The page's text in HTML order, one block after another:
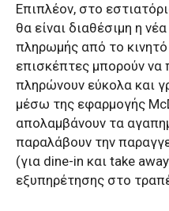
Επιπλέον, στο
θα είναι διαθέσιμη η
πληρωμής από το
επισκέπτες μπορούν να
πληρώνουν εύκολα και
μέσω της εφαρμογής
απολαμβάνουν τα
παραλάβουν την
(για dine-in και take
εξυπηρέτησης στο